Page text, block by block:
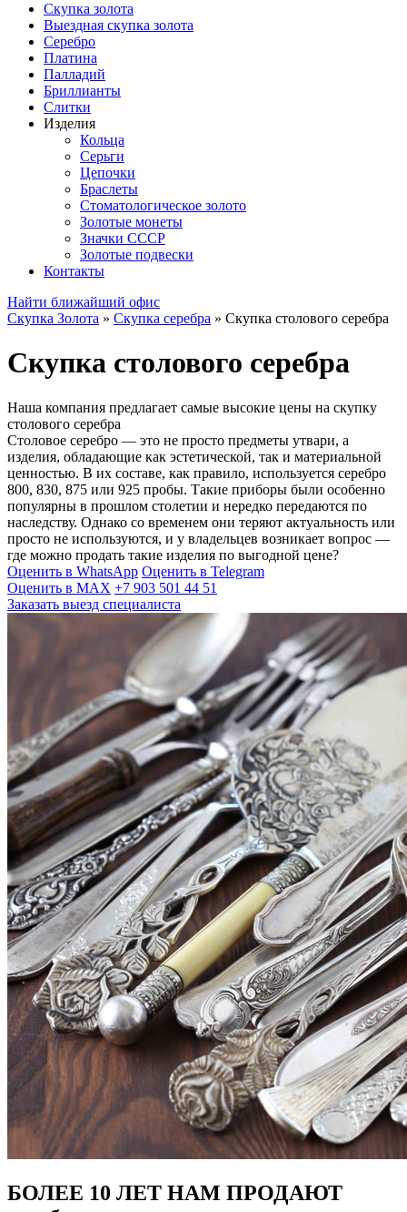
Скупка золота
Выездная скупка золота
Серебро
Платина
Палладий
Бриллианты
Слитки
Изделия
Кольца
Серьги
Цепочки
Браслеты
Стоматологическое золото
Золотые монеты
Значки СССР
Золотые подвески
Контакты
Найти ближайший офис
Скупка Золота » Скупка серебра » Скупка столового серебра
Скупка столового серебра
Наша компания предлагает самые высокие цены на скупку
столового серебра
Столовое серебро — это не просто предметы утвари, а
изделия, обладающие как эстетической, так и материальной
ценностью. В их составе, как правило, используется серебро
800, 830, 875 или 925 пробы. Такие приборы были особенно
популярны в прошлом столетии и нередко передаются по
наследству. Однако со временем они теряют актуальность или
просто не используются, и у владельцев возникает вопрос —
где можно продать такие изделия по выгодной цене?
Оценить в WhatsApp Оценить в Telegram
Оценить в MAX +7 903 501 44 51
Заказать выезд специалиста
БОЛЕЕ 10 ЛЕТ НАМ ПРОДАЮТ